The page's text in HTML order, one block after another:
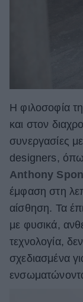
Η φιλοσοφία
και στον
συνεργασίες
designers,
Anthony
έμφαση στη
αίσθηση. Τα
με φυσικά,
τεχνολογία,
σχεδιασμένα